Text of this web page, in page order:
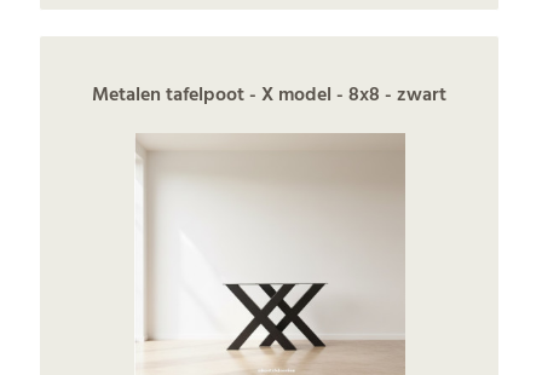
Metalen tafelpoot - X model - 8x8 - zwart